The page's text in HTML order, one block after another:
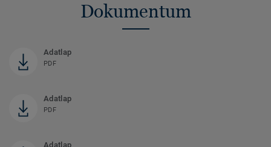
Dokumentum
Adatlap
PDF
Adatlap
PDF
Adatlap